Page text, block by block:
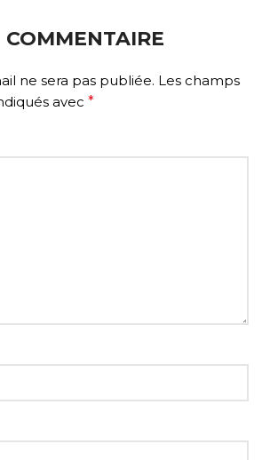
COMMENTAIRE
ne sera pas publiée. Les champs
avec *